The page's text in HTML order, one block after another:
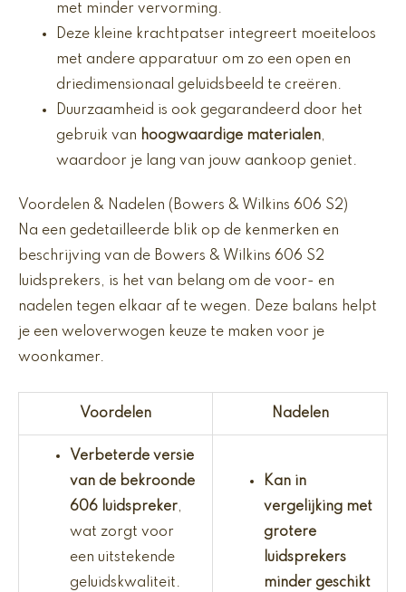
met minder vervorming.
Deze kleine krachtpatser integreert moeiteloos
met andere apparatuur om zo een open en
driedimensionaal geluidsbeeld te creëren.
Duurzaamheid is ook gegarandeerd door het
gebruik van hoogwaardige materialen,
waardoor je lang van jouw aankoop geniet.
Voordelen & Nadelen (Bowers & Wilkins 606 S2)
Na een gedetailleerde blik op de kenmerken en
beschrijving van de Bowers & Wilkins 606 S2
luidsprekers, is het van belang om de voor- en
nadelen tegen elkaar af te wegen. Deze balans helpt
je een weloverwogen keuze te maken voor je
woonkamer.
Voordelen Nadelen
Verbeterde versie
van de bekroonde
606 luidspreker,
wat zorgt voor
een uitstekende
geluidskwaliteit.
Kan in
vergelijking met
grotere
luidsprekers
minder geschikt